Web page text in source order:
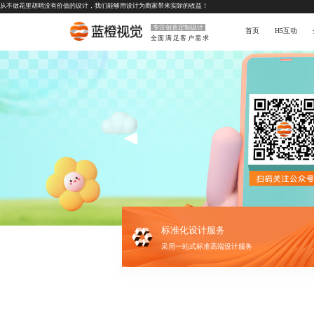
从不做花里胡哨没有价值的设计，我们能够用设计为商家带来实际的收益！
专注创意定制设计
全面满足客户需求
首页 H5互动
标准化设计服务
采用一站式标准高端设计服务